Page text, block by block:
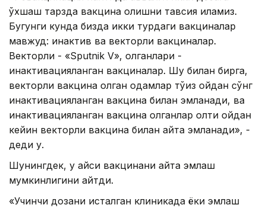
ўхшаш тарзда вакцина олишни тавсия қиламиз.
Бугунги кунда бизда икки турдаги вакциналар
мавжуд: инактив ва векторли вакциналар.
Векторли - «Sputnik V», қолганлари -
инактивацияланган вакциналар. Шу билан бирга,
векторли вакцина олган одамлар тўққиз ойдан сўнг
инактивацияланган вакцина билан эмланади, ва
инактивацияланган вакцина олганлар олти ойдан
кейин векторли вакцина билан қайта эмланади», -
деди у.
Шунингдек, у қайси вакцинани қайта эмлаш
мумкинлигини айтди.
«Учинчи дозани исталган клиникада ёки эмлаш